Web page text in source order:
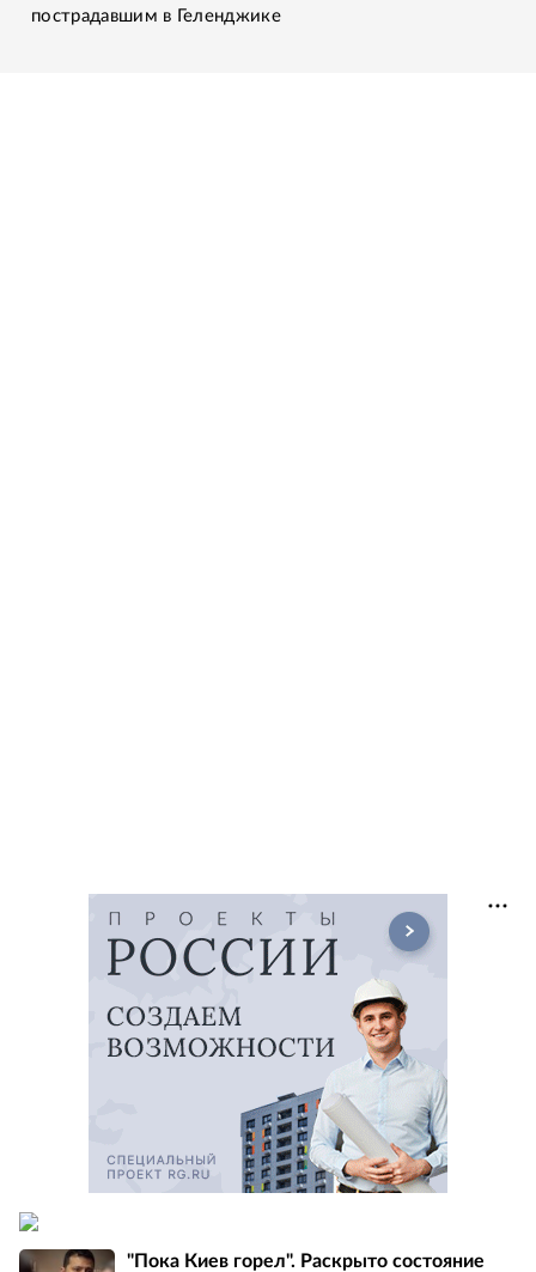
пострадавшим в Геленджике
"Пока Киев горел". Раскрыто состояние